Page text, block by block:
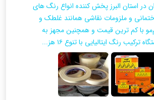
در استان البرز پخش کننده انواع رنگ های
و ملزومات نقاشی همانند غلطک و
با کم ترین قیمت و همچنین مجهز به
ترکیب رنگ ایتالیایی با تنوع ۱۶ هز...